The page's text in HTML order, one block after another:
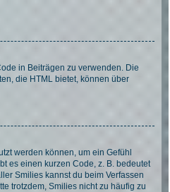
in Beiträgen zu verwenden. Die
die HTML bietet, können über
werden können, um ein Gefühl
es einen kurzen Code, z. B. bedeutet
Smilies kannst du beim Verfassen
trotzdem, Smilies nicht zu häufig zu